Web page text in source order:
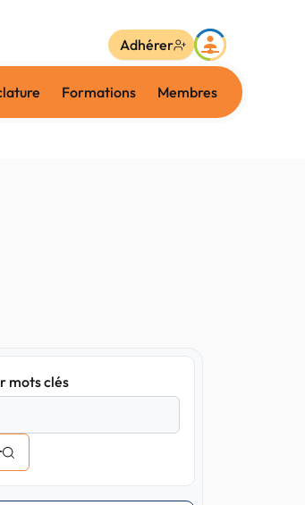
Formations Membres
Adhérer
mots clés